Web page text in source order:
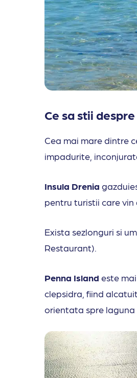
Ce sa stii
Cea mai mare dintre
impadurite,
Insula Drenia
pentru turistii care
Exista sezlonguri si
Restaurant).
Penna Island este
clepsidra, fiind
orientata spre laguna